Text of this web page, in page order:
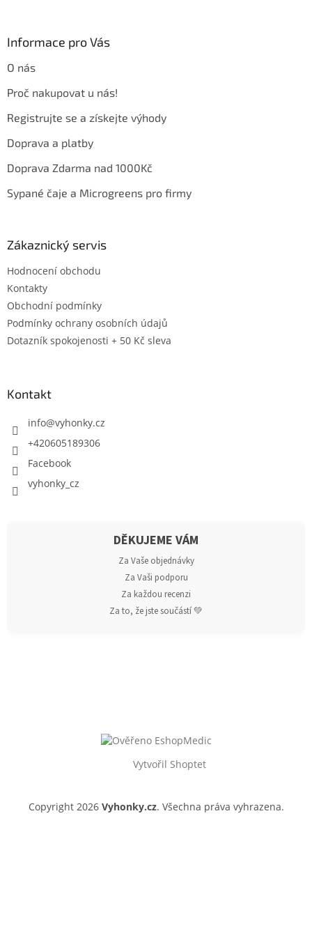
Informace pro Vás
O nás
Proč nakupovat u nás!
Registrujte se a získejte výhody
Doprava a platby
Doprava Zdarma nad 1000Kč
Sypané čaje a Microgreens pro firmy
Zákaznický servis
Hodnocení obchodu
Kontakty
Obchodní podmínky
Podmínky ochrany osobních údajů
Dotazník spokojenosti + 50 Kč sleva
Kontakt
info@vyhonky.cz
+420605189306
Facebook
vyhonky_cz
DĚKUJEME VÁM
Za Vaše objednávky
Za Vaši podporu
Za každou recenzi
Za to, že jste součástí 💚
Vytvořil Shoptet
Copyright 2026 Vyhonky.cz. Všechna práva vyhrazena.